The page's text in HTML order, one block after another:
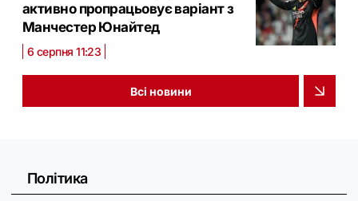
активно пропрацьовує варіант з
Манчестер Юнайтед
6 серпня 11:23
Всі новини
Політика